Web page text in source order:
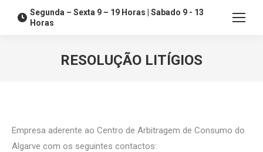
Segunda – Sexta 9 – 19 Horas | Sabado 9 - 13
Horas
RESOLUÇÃO LITÍGIOS
Empresa aderente ao Centro de Arbitragem de Consumo do
Algarve com os seguintes contactos: